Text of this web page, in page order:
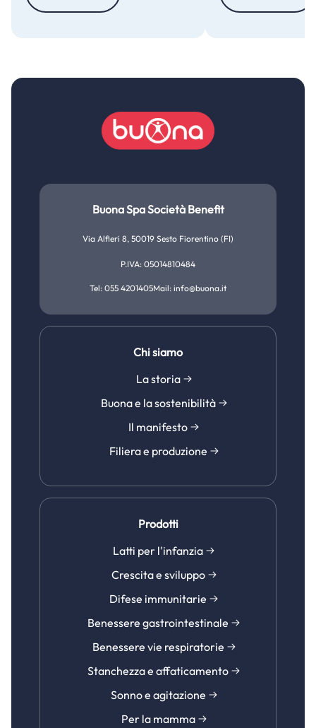
Buona Spa Società Benefit
Via Alfieri 8, 50019 Sesto Fiorentino (FI)
P.IVA: 05014810484
Tel: 055 4201405Mail: info@buona.it
Chi siamo
La storia
Buona e la sostenibilità
Il manifesto
Filiera e produzione
Prodotti
Latti per l'infanzia
Crescita e sviluppo
Difese immunitarie
Benessere gastrointestinale
Benessere vie respiratorie
Stanchezza e affaticamento
Sonno e agitazione
Per la mamma